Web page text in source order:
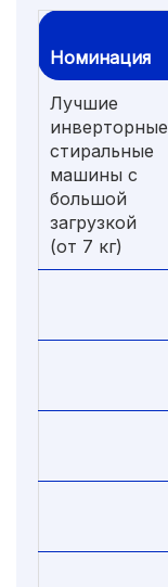
Номинация
Лучшие
инверторные
стиральные
машины с
большой
загрузкой
(от 7 кг)